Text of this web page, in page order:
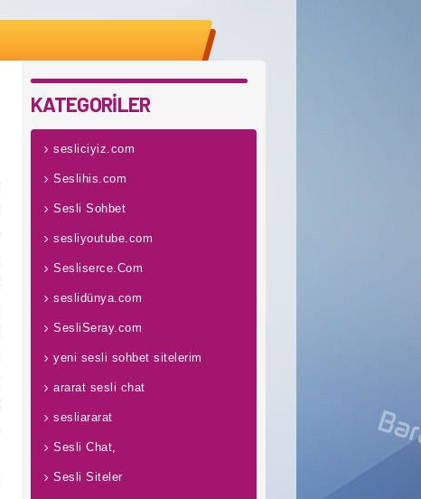
KATEGORİLER
sesliciyiz.com
Seslihis.com
Sesli Sohbet
sesliyoutube.com
Sesliserce.Com
seslidünya.com
SesliSeray.com
yeni sesli sohbet sitelerim
ararat sesli chat
sesliararat
Sesli Chat,
Sesli Siteler